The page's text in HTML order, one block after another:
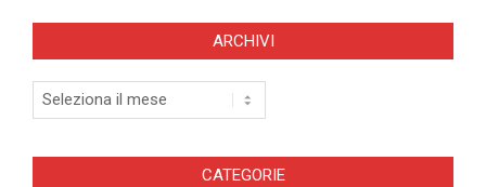
ARCHIVI
Archivi
CATEGORIE